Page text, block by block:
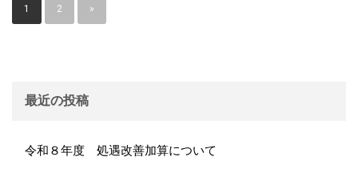
1 2 »
最近の投稿
令和８年度 処遇改善加算について